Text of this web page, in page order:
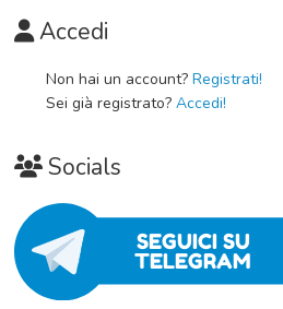
Accedi
Non hai un account? Registrati!
Sei già registrato? Accedi!
Socials